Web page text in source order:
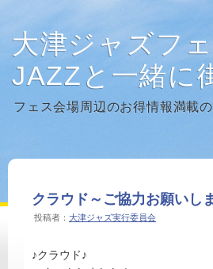
大津ジャズフ
JAZZと一緒に
フェス会場周辺のお得情報満載の
クラウド～ご協力お願いし
投稿者： 大津ジャズ実行委員会
♪クラウド♪